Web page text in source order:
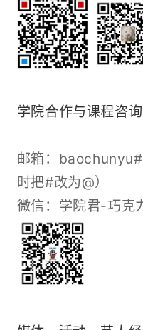
学院合作与课程咨询
邮箱：
时把#改为@）
微信：学院君-巧克